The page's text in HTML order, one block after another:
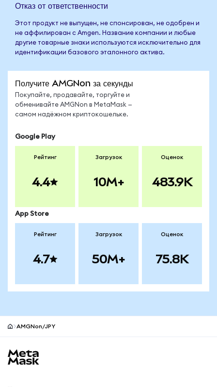
Отказ от ответственности
Этот продукт не выпущен, не спонсирован, не одобрен и
не аффилирован с Amgen. Название компании и любые
другие товарные знаки используются исключительно для
идентификации базового эталонного актива.
Получите AMGNon за секунды
Покупайте, продавайте, торгуйте и
обменивайте AMGNon в MetaMask —
самом надёжном криптокошельке.
Google Play
Рейтинг
4.4
Загрузок
10M+
Оценок
483.9K
App Store
Рейтинг
4.7
Загрузок
50M+
Оценок
75.8K
AMGNon/JPY